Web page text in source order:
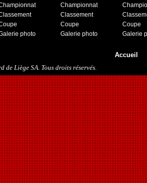
photo
Championnat
Classement
Coupe
Galerie photo
Coupe
Galerie
Accueil
Liège SA. Tous droits réservés.